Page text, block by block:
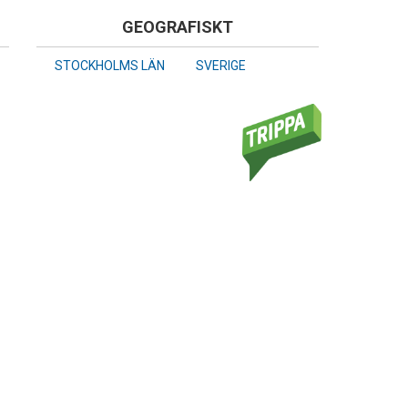
GEOGRAFISKT
STOCKHOLMS LÄN SVERIGE